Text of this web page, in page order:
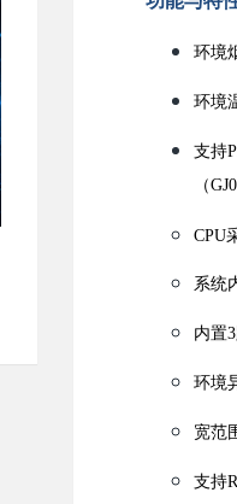
环境
环境
支持
（
CPU
系统
内置
环境
宽范
支持